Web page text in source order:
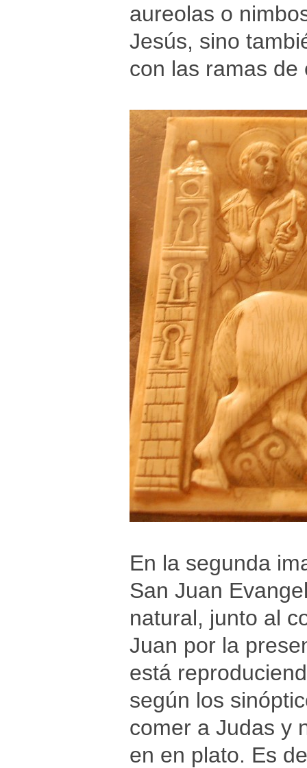
aureolas o
Jesús, sino
con las ramas de
En la segunda
San Juan
natural, junto al
Juan por la
está
según los
comer a Judas y
en en plato. Es